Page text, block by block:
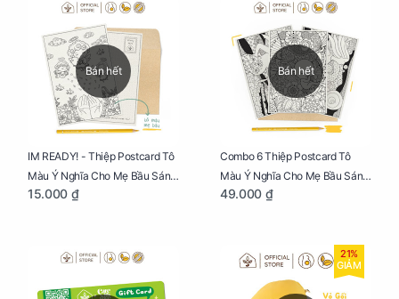
Bán hết
IM READY! - Thiệp Postcard Tô
Màu Ý Nghĩa Cho Mẹ Bầu Sáng
Tạo, Thư Giãn Và Hạnh Phúc
15.000 ₫
Bán hết
Combo 6 Thiệp Postcard Tô
Màu Ý Nghĩa Cho Mẹ Bầu Sáng
Tạo, Thư Giãn Và Hạnh Phúc
49.000 ₫
21%
GIẢM